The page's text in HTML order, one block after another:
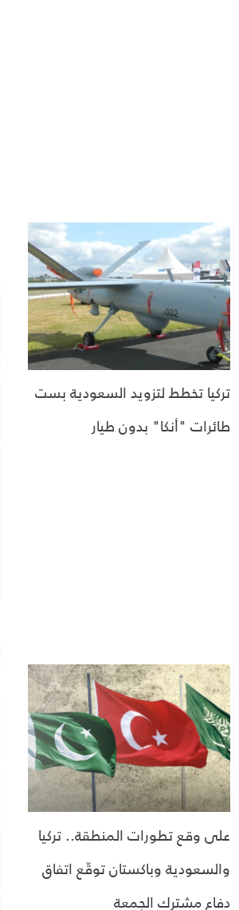
تركيا تخطط لتزويد السعودية بست
طائرات "أنكا" بدون طيار
على وقع تطورات المنطقة.. تركيا
والسعودية وباكستان توقّع اتفاق
دفاع مشترك الجمعة